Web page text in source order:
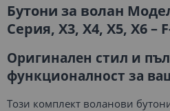
Бутони за волан
Серия, X3, X4, X5, X6 –
Оригинален стил и
функционалност за
Този комплект воланови